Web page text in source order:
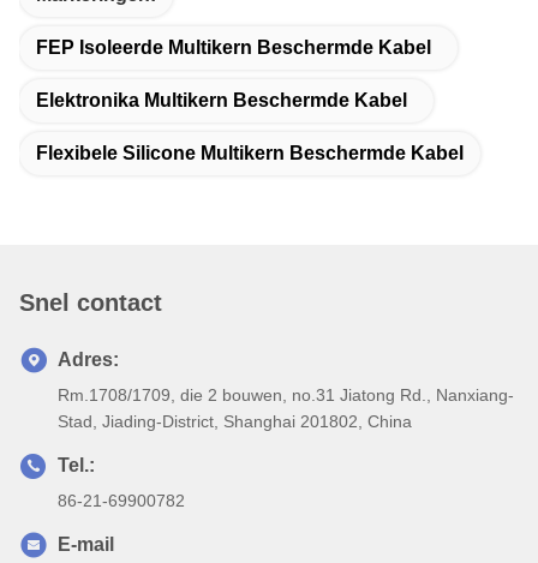
Elektronika Multikern Beschermde Kabel
Flexibele Silicone Multikern Beschermde Kabel
Adres:
Stad, Jiading-District, Shanghai 201802, China
Tel.:
86-21-69900782